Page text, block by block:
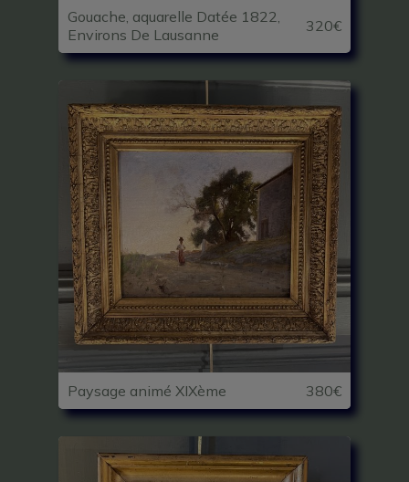
Gouache, aquarelle Datée 1822,
Environs De Lausanne
320€
Paysage animé XIXème 380€